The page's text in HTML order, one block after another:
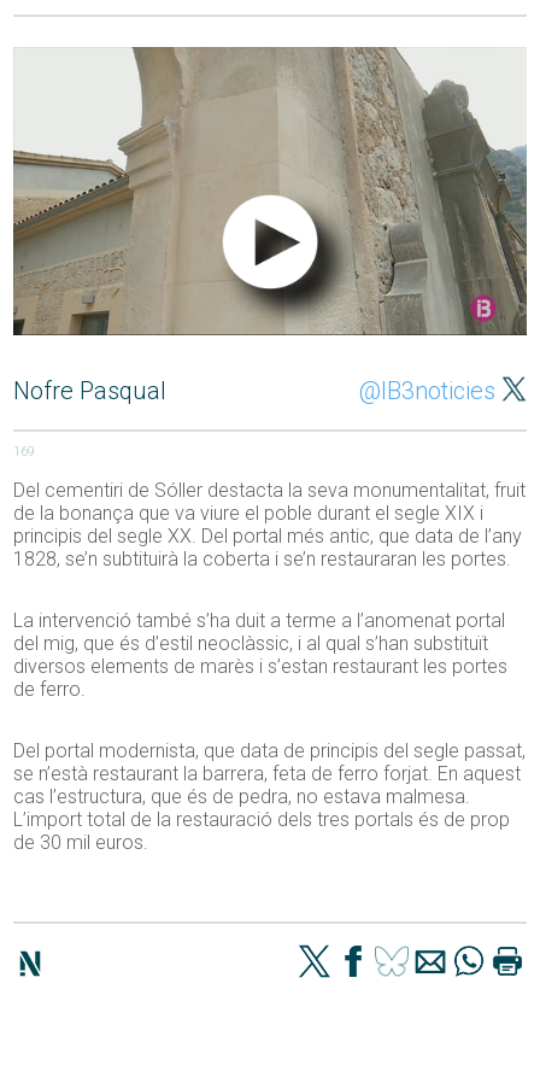
Nofre Pasqual @IB3noticies
169
Del cementiri de Sóller destacta la seva monumentalitat, fruit
de la bonança que va viure el poble durant el segle XIX i
principis del segle XX. Del portal més antic, que data de l’any
1828, se’n subtituirà la coberta i se’n restauraran les portes.
La intervenció també s’ha duit a terme a l’anomenat portal
del mig, que és d’estil neoclàssic, i al qual s’han substituït
diversos elements de marès i s’estan restaurant les portes
de ferro.
Del portal modernista, que data de principis del segle passat,
se n’està restaurant la barrera, feta de ferro forjat. En aquest
cas l’estructura, que és de pedra, no estava malmesa.
L’import total de la restauració dels tres portals és de prop
de 30 mil euros.